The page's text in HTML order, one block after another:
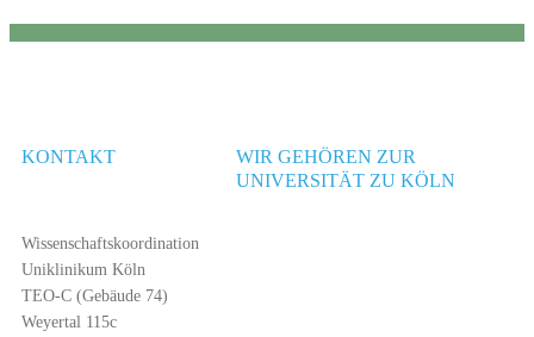
KONTAKT
Wissenschaftskoordination
Uniklinikum Köln
TEO-C (Gebäude 74)
Weyertal 115c
WIR GEHÖREN ZUR
UNIVERSITÄT ZU KÖLN